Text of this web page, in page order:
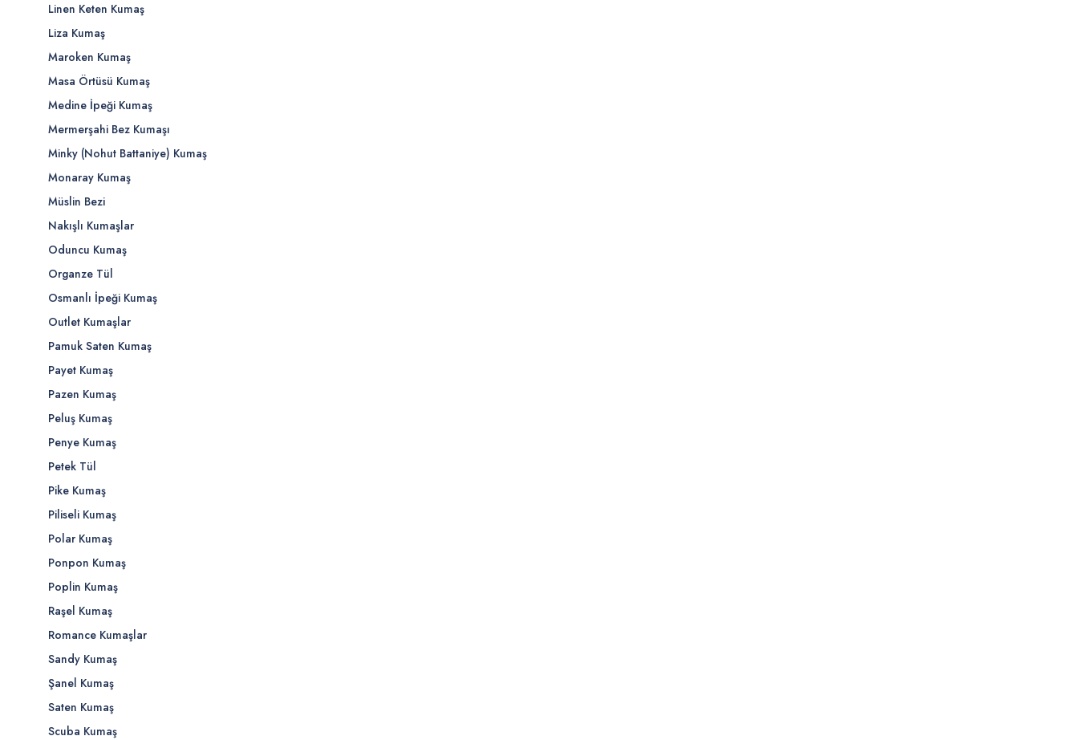
Linen Keten Kumaş
Liza Kumaş
Maroken Kumaş
Masa Örtüsü Kumaş
Medine İpeği Kumaş
Mermerşahi Bez Kumaşı
Minky (Nohut Battaniye) Kumaş
Monaray Kumaş
Müslin Bezi
Nakışlı Kumaşlar
Oduncu Kumaş
Organze Tül
Osmanlı İpeği Kumaş
Outlet Kumaşlar
Pamuk Saten Kumaş
Payet Kumaş
Pazen Kumaş
Peluş Kumaş
Penye Kumaş
Petek Tül
Pike Kumaş
Piliseli Kumaş
Polar Kumaş
Ponpon Kumaş
Poplin Kumaş
Raşel Kumaş
Romance Kumaşlar
Sandy Kumaş
Şanel Kumaş
Saten Kumaş
Scuba Kumaş